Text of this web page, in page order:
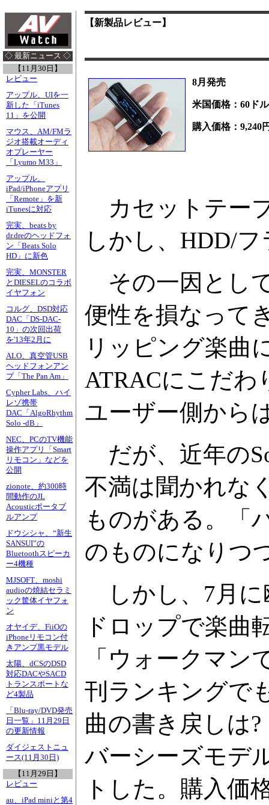
◇ 最新ニュース ◇
【11月30日】
レビュー
アップル、UIを一
新した「iTunes
11」を公開
マウス、AM/FMラ
ジオ搭載オーディ
オプレーヤー
「Lyumo M33」
アップル、
iPad/iPhoneアプリ
「Remote」を新
iTunesに対応
完実、beats by
dr.dreのヘッドフォ
ン「Beats Solo
HD」に新色
完実、MONSTER
とDIESELのコラボ
イヤフォン
コルグ、DSD対応
DAC「DS-DAC-
10」の次回出荷
を'13年2月に
ALO、真空管USB
ヘッドフォンアン
プ「The Pan Am」
Cypher Labs、ハイ
レゾ携帯
DAC「AlgoRhythm
Solo -dB」
NEC、PCのTV機能
操作アプリ「Smart
リモコン」などを
公開
zionote、約300時
間動作のJL
Acousticポータブ
ルアンプ
ドウシシャ、“新生
SANSUI”の
Bluetoothスピーカ
ー4機種
MJSOFT、moshi
audioの焼結セラミ
ック筐体イヤフォ
ン
オヤイデ、FiiOの
iPhoneリモコン付
きアンプ黒モデル
太陽、dCSのDSD
対応DACやSACD
トランスポートな
ど4製品
「Blu-ray/DVD発売
日一覧」11月29日
の更新情報
ダイジェストニュ
ース(11月30日)
【11月29日】
レビュー
au、iPad miniと第4
【新製品レビュー】
8月発売
米国価格：60ドル
購入価格：9,240
カセットテー
しかし、HDD/
その一因とし
便性を損なって
リッピング楽曲
ATRACにこだ
ユーザー側から
だが、近年の
不満は聞かれな
ものがある。「
のものになりつ
しかし、7月に
ドロップで楽曲
「ウォークマン
刊ランキングで
曲の書き戻しは
バーシーズモデ
トした。購入価